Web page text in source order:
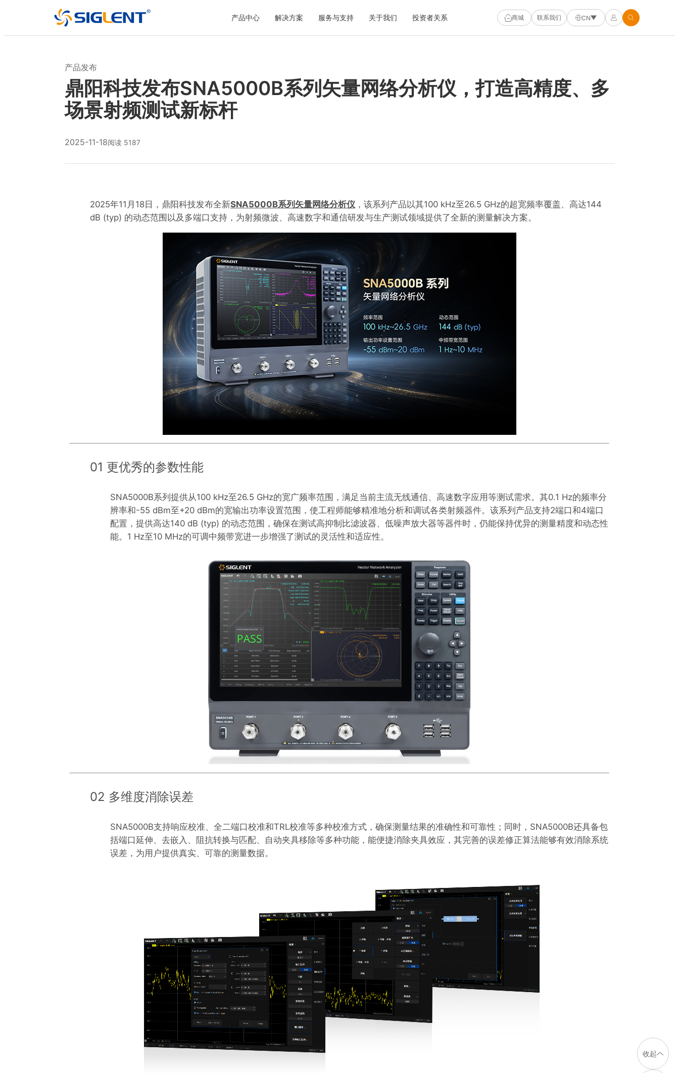
产品中心 解决方案 服务与支持 关于我们 投资者关系 商城 联系我们 CN
产品发布
鼎阳科技发布SNA5000B系列矢量网络分析仪，打造高精度、多
场景射频测试新标杆
2025-11-18阅读 5187
2025年11月18日，鼎阳科技发布全新SNA5000B系列矢量网络分析仪 ，该系列产品以其100 kHz至26.5 GHz的超宽频率覆盖、高达144
dB (typ) 的动态范围以及多端口支持，为射频微波、高速数字和通信研发与生产测试领域提供了全新的测量解决方案。
01 更优秀的参数性能
SNA5000B系列提供从100 kHz至26.5 GHz的宽广频率范围，满足当前主流无线通信、高速数字应用等测试需求。其0.1 Hz的频率分
辨率和-55 dBm至+20 dBm的宽输出功率设置范围，使工程师能够精准地分析和调试各类射频器件。该系列产品支持2端口和4端口
配置，提供高达140 dB (typ) 的动态范围，确保在测试高抑制比滤波器、低噪声放大器等器件时，仍能保持优异的测量精度和动态性
能。1 Hz至10 MHz的可调中频带宽进一步增强了测试的灵活性和适应性。
02 多维度消除误差
SNA5000B支持响应校准、全二端口校准和TRL校准等多种校准方式，确保测量结果的准确性和可靠性；同时，SNA5000B还具备包
括端口延伸、去嵌入、阻抗转换与匹配、自动夹具移除等多种功能，能便捷消除夹具效应，其完善的误差修正算法能够有效消除系统
误差，为用户提供真实、可靠的测量数据。
收起